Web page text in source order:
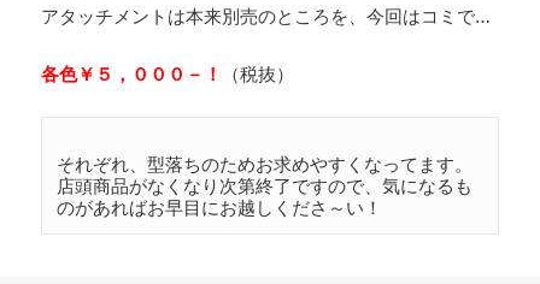
アタッチメントは本来別売のところを、今回はコミで…
各色￥５，０００－！ （税抜）
それぞれ、型落ちのためお求めやすくなってます。
店頭商品がなくなり次第終了ですので、気になるも
のがあればお早目にお越しくださ～い！